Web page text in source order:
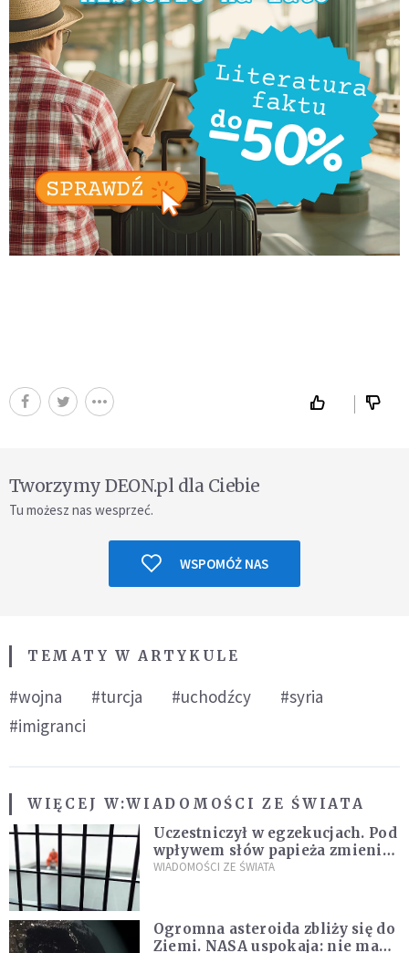
Tworzymy DEON.pl dla Ciebie
Tu możesz nas wesprzeć.
WSPOMÓŻ NAS
TEMATY W ARTYKULE
#wojna #turcja #uchodźcy
#syria
#imigranci
WIĘCEJ W:WIADOMOŚCI ZE ŚWIATA
Uczestniczył w egzekucjach. Pod
wpływem słów papieża zmienił
zdanie
WIADOMOŚCI ZE ŚWIATA
Ogromna asteroida zbliży się do
Ziemi. NASA uspokaja: nie ma